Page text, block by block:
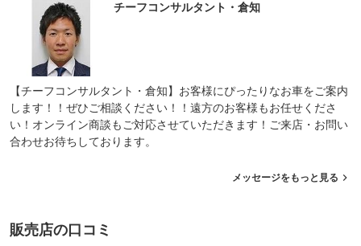
チーフコンサルタント・倉知
【チーフコンサルタント・倉知】お客様にぴったりなお車をご案内
します！！ぜひご相談ください！！遠方のお客様もお任せくださ
い！オンライン商談もご対応させていただきます！ご来店・お問い
合わせお待ちしております。
メッセージをもっと見る
販売店の口コミ